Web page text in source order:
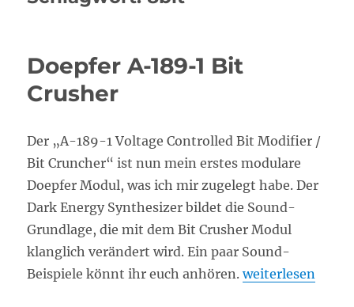
Doepfer A-189-1 Bit
Crusher
Der „A-189-1 Voltage Controlled Bit Modifier /
Bit Cruncher“ ist nun mein erstes modulare
Doepfer Modul, was ich mir zugelegt habe. Der
Dark Energy Synthesizer bildet die Sound-
Grundlage, die mit dem Bit Crusher Modul
klanglich verändert wird. Ein paar Sound-
Beispiele könnt ihr euch anhören.„Doepfer A-189-
weiterlesen